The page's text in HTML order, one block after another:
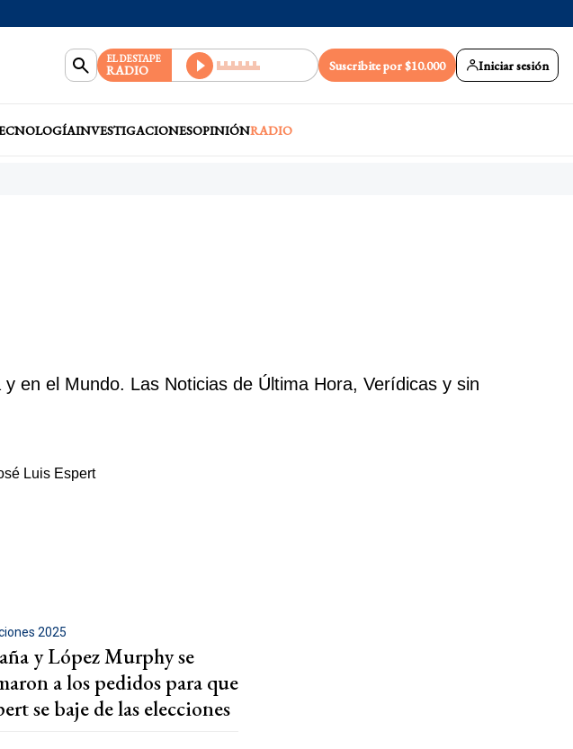
EL DESTAPE
RADIO Suscribite por $10.000 Iniciar sesión
INVESTIGACIONESOPINIÓNRADIO
en el Mundo. Las Noticias de Última Hora, Verídicas y sin
2025
y López Murphy se
a los pedidos para que
se baje de las elecciones